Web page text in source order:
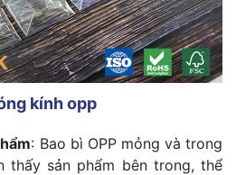
kính opp
: Bao bì OPP mỏng và trong
thấy sản phẩm bên trong, thể